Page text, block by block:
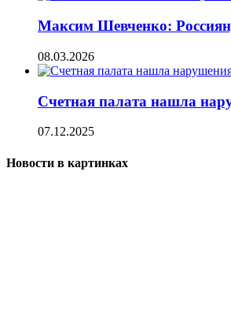
Максим Шевченко:
08.03.2026
Счетная палата нашла
07.12.2025
Новости в картинках